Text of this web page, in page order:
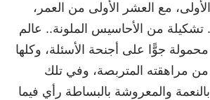
مع العشر الأولى من العمر،
من الأحاسيس الملونة.. عالم
جوًّا على أجنحة الأسئلة، وكلها
مراهقته المتربصة، وفي تلك
والمعروشة بالبساطة رأي فيما